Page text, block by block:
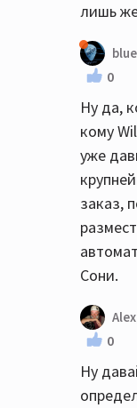
лишь
0
Ну да,
кому
уже
заказ,
Сони.
0
Ну